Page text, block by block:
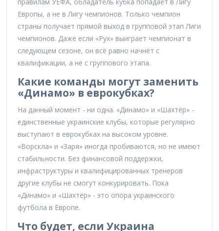
Европы, а не в Лигу чемпионов. Только чемпион
страны получает прямой выход в групповой этап Лиги
чемпионов. Даже если «Рух» выиграет чемпионат в
следующем сезоне, он всё равно начнёт с
квалификации, а не с группового этапа.
Какие команды могут заменить
«Динамо» в еврокубках?
На данный момент - ни одна. «Динамо» и «Шахтёр» -
единственные украинские клубы, которые регулярно
выступают в еврокубках на высоком уровне.
«Ворскла» и «Заря» иногда пробиваются, но не имеют
стабильности. Без финансовой поддержки,
инфраструктуры и квалифицированных тренеров
другие клубы не смогут конкурировать. Пока
«Динамо» и «Шахтёр» - это опора украинского
футбола в Европе.
Что будет, если Украина